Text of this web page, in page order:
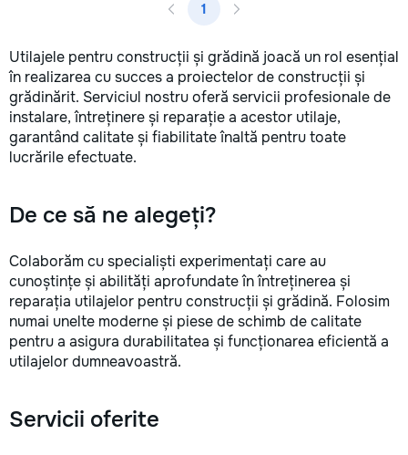
1
Utilajele pentru construcții și grădină joacă un rol esențial
în realizarea cu succes a proiectelor de construcții și
grădinărit. Serviciul nostru oferă servicii profesionale de
instalare, întreținere și reparație a acestor utilaje,
garantând calitate și fiabilitate înaltă pentru toate
lucrările efectuate.
De ce să ne alegeți?
Colaborăm cu specialiști experimentați care au
cunoștințe și abilități aprofundate în întreținerea și
reparația utilajelor pentru construcții și grădină. Folosim
numai unelte moderne și piese de schimb de calitate
pentru a asigura durabilitatea și funcționarea eficientă a
utilajelor dumneavoastră.
Servicii oferite